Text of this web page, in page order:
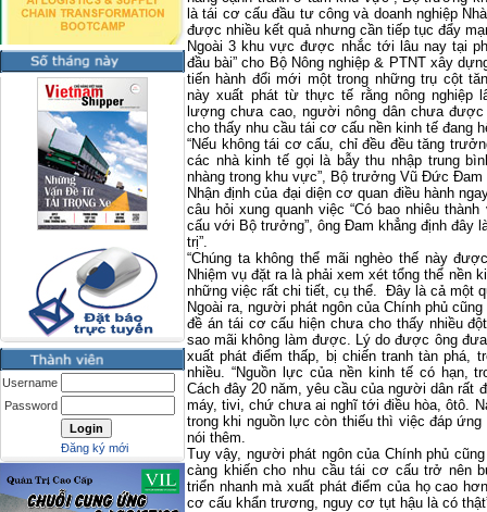
Username
Password
Đăng ký mới
là tái cơ cấu đầu tư công và doanh nghiệp
được nhiều kết quả nhưng cần tiếp tục đẩy
Ngoài 3 khu vực được nhắc tới lâu nay tại
đầu bài” cho Bộ Nông nghiệp & PTNT xây
tiến hành đổi mới một trong những trụ cột
này xuất phát từ thực tế rằng nông nghiệp
lượng chưa cao, người nông dân chưa
cho thấy nhu cầu tái cơ cấu nền kinh tế đang
“Nếu không tái cơ cấu, chỉ đều đều tăng
các nhà kinh tế gọi là bẫy thu nhập trung
nhàng trong khu vực”, Bộ trưởng Vũ Đức Đam
Nhận định của đại diện cơ quan điều hành
câu hỏi xung quanh việc “Có bao nhiêu
cấu với Bộ trưởng”, ông Đam khẳng định đây
trị”.
“Chúng ta không thể mãi nghèo thế này
Nhiệm vụ đặt ra là phải xem xét tổng thể nền
những việc rất chi tiết, cụ thể. Đây là cả một
Ngoài ra, người phát ngôn của Chính phủ
đề án tái cơ cấu hiện chưa cho thấy nhiều
sao mãi không làm được. Lý do được ông
xuất phát điểm thấp, bị chiến tranh tàn phá,
nhiều. “Nguồn lực của nền kinh tế có hạn,
Cách đây 20 năm, yêu cầu của người dân
máy, tivi, chứ chưa ai nghĩ tới điều hòa, ôtô.
trong khi nguồn lực còn thiếu thì việc đáp
nói thêm.
Tuy vậy, người phát ngôn của Chính phủ
càng khiến cho nhu cầu tái cơ cấu trở nên
triển nhanh mà xuất phát điểm của họ cao
cơ cấu khẩn trương, nguy cơ tụt hậu là có